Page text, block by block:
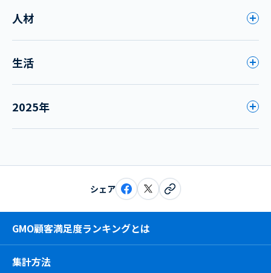
人材
生活
2025年
シェア
GMO顧客満足度ランキングとは
集計方法